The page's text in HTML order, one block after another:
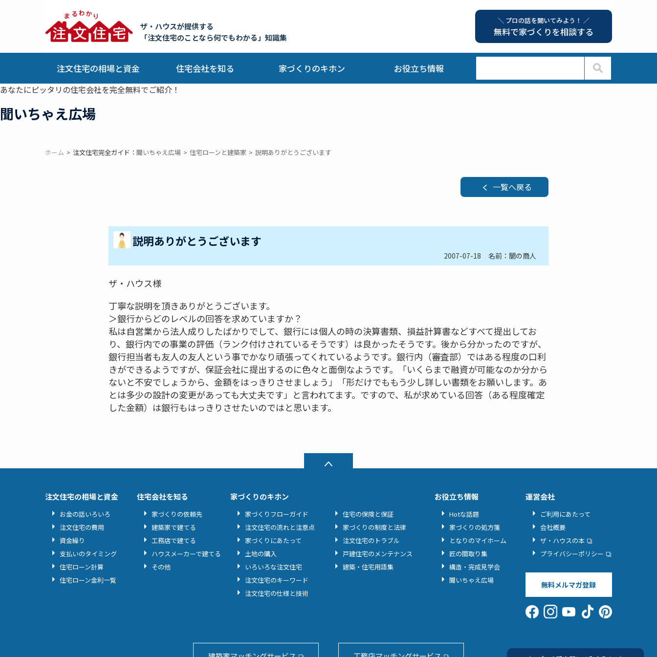
ザ・ハウスが提供する
「注文住宅のことなら何でもわかる」知識集
＼ プロの話を聞いてみよう！ ／
無料で家づくりを相談する
注文住宅の相場と資金 住宅会社を知る 家づくりのキホン お役立ち情報
あなたにピッタリの住宅会社を完全無料でご紹介！
聞いちゃえ広場
ホーム 注文住宅完全ガイド： 聞いちゃえ広場 住宅ローンと建築家 説明ありがとうございます
一覧へ戻る
説明ありがとうございます
2007-07-18 名前：闇の商人
ザ・ハウス様
丁寧な説明を頂きありがとうございます。
＞銀行からどのレベルの回答を求めていますか？
私は自営業から法人成りしたばかりでして、銀行には個人の時の決算書類、損益計算書などすべて提出してお
り、銀行内での事業の評価（ランク付けされているそうです）は良かったそうです。後から分かったのですが、
銀行担当者も友人の友人という事でかなり頑張ってくれているようです。銀行内（審査部）ではある程度の口利
きができるようですが、保証会社に提出するのに色々と面倒なようです。「いくらまで融資が可能なのか分から
ないと不安でしょうから、金額をはっきりさせましょう」「形だけでももう少し詳しい書類をお願いします。あ
とは多少の設計の変更があっても大丈夫です」と言われてます。ですので、私が求めている回答（ある程度確定
した金額）は銀行もはっきりさせたいのではと思います。
注文住宅の相場と資金
お金の話いろいろ
注文住宅の費用
資金繰り
支払いのタイミング
住宅ローン計算
住宅ローン金利一覧
住宅会社を知る
家づくりの依頼先
建築家で建てる
工務店で建てる
ハウスメーカーで建てる
その他
家づくりのキホン
家づくりフローガイド
注文住宅の流れと注意点
家づくりにあたって
土地の購入
いろいろな注文住宅
注文住宅のキーワード
注文住宅の仕様と技術
住宅の保険と保証
家づくりの制度と法律
注文住宅のトラブル
戸建住宅のメンテナンス
建築・住宅用語集
お役立ち情報
Hotな話題
家づくりの処方箋
となりのマイホーム
匠の間取り集
構造・完成見学会
聞いちゃえ広場
運営会社
ご利用にあたって
会社概要
ザ・ハウスの本
プライバシーポリシー
無料メルマガ登録